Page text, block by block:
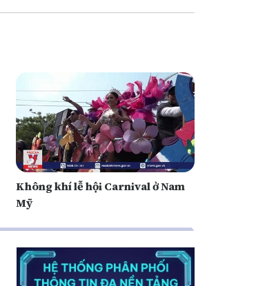
Không khí lễ hội Carnival ở Nam
Mỹ